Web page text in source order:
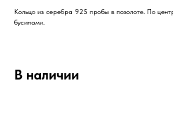
Кольцо из серебра 925 пробы в позолоте. По
бусинами.
В наличии